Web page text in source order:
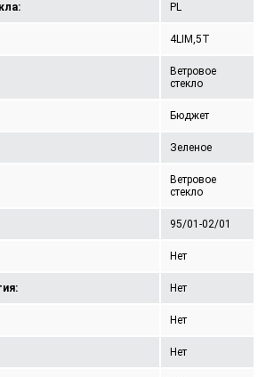
PL
4LIM,5T
Ветровое
стекло
Бюджет
Зеленое
Ветровое
стекло
95/01-02/01
Нет
Нет
Нет
Нет